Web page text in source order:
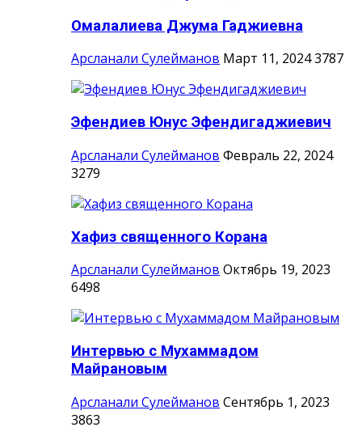
Омалалиева Джума Гаджиевна
Арсланали Сулейманов Март 11, 20243787
Эфендиев Юнус Эфендигаджиевич
Арсланали Сулейманов Февраль 22, 2024
3279
Хафиз священного Корана
Арсланали Сулейманов Октябрь 19, 2023
6498
Интервью с Мухаммадом
Майрановым
Арсланали Сулейманов Сентябрь 1, 2023
3863